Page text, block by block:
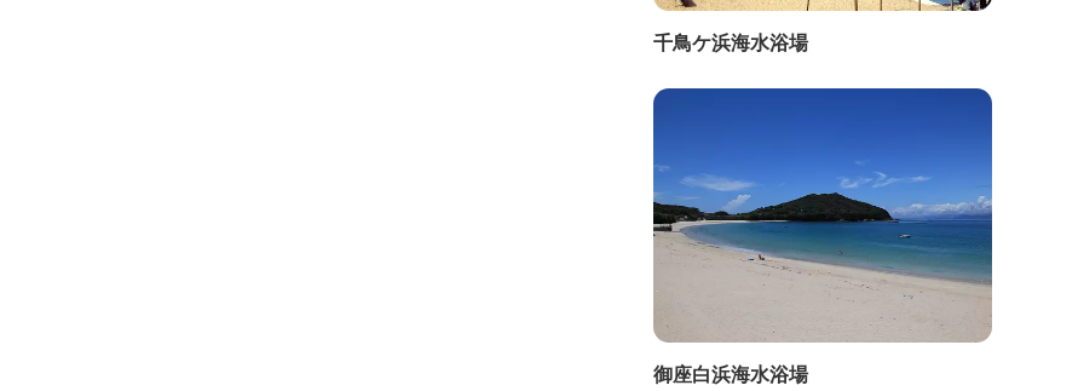
千鳥ケ浜海水浴場
御座白浜海水浴場